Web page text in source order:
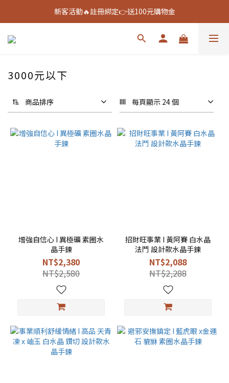
新客活動🔥註冊綁定👉送100元購物金
新客活動🔥註冊綁定👉送100元購物金
全館888免運🚚
3000元以下
商品排序 每頁顯示 24 個
增強自信心 I 異極礦 素圈水
晶手鍊
NT$2,380
NT$2,580
招財旺事業 I 黃阿賽 白水晶
法鬥 設計款水晶手鍊
NT$2,088
NT$2,288